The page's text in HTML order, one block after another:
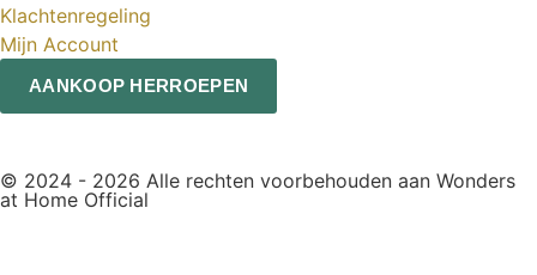
Klachtenregeling
Mijn Account
AANKOOP HERROEPEN
© 2024 - 2026 Alle rechten voorbehouden aan Wonders
at Home Official